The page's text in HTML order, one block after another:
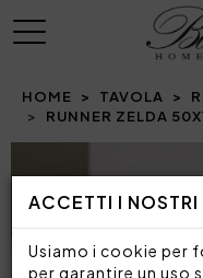
ACCETTI I
Usiamo i cookie per
per garantire un uso
MENU
HOME TAVOLA
RUNNER ZELDA
Prev